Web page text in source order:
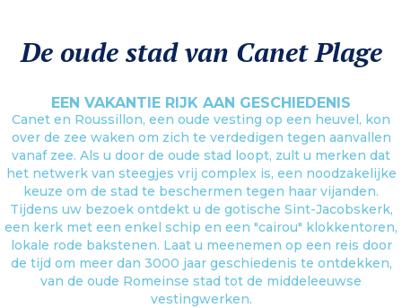
De oude stad van Canet Plage
EEN VAKANTIE RIJK AAN GESCHIEDENIS
Canet en Roussillon, een oude vesting op een heuvel, kon
over de zee waken om zich te verdedigen tegen aanvallen
vanaf zee. Als u door de oude stad loopt, zult u merken dat
het netwerk van steegjes vrij complex is, een noodzakelijke
keuze om de stad te beschermen tegen haar vijanden.
Tijdens uw bezoek ontdekt u de gotische Sint-Jacobskerk,
een kerk met een enkel schip en een "cairou" klokkentoren,
lokale rode bakstenen. Laat u meenemen op een reis door
de tijd om meer dan 3000 jaar geschiedenis te ontdekken,
van de oude Romeinse stad tot de middeleeuwse
vestingwerken.